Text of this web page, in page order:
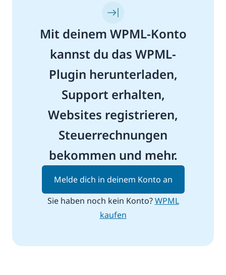
Mit deinem WPML-Konto
kannst du das WPML-
Plugin herunterladen,
Support erhalten,
Websites registrieren,
Steuerrechnungen
bekommen und mehr.
Melde dich in deinem Konto an
Sie haben noch kein Konto?WPML
kaufen